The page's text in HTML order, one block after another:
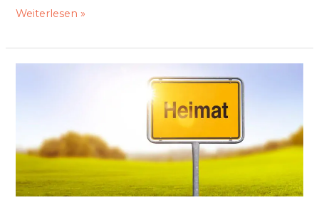
Weiterlesen »
Geborgenheit
und
innerem